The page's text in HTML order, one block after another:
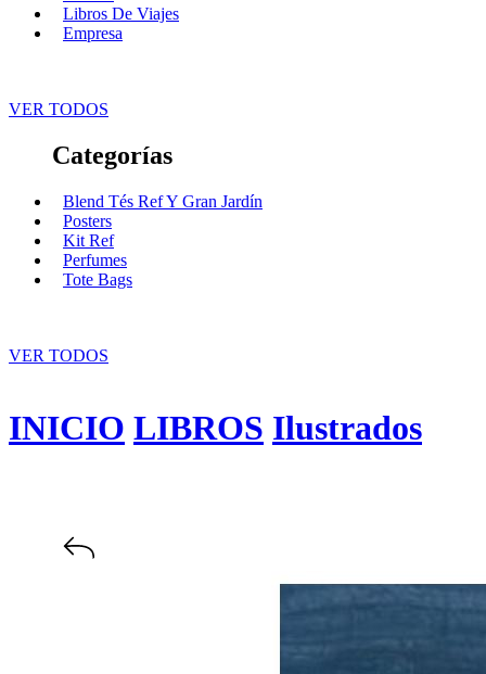
Libros De Viajes
Empresa
VER TODOS
Categorías
Blend Tés Ref Y Gran Jardín
Posters
Kit Ref
Perfumes
Tote Bags
VER TODOS
INICIO LIBROS Ilustrados